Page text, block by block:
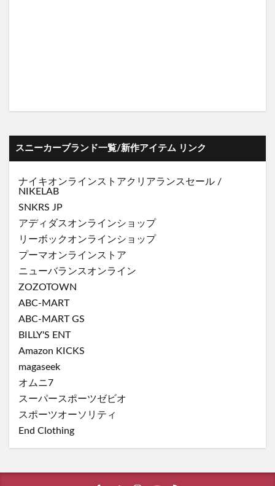
スニーカーブランド一覧/新作アイテム リンク
ナイキオンラインストアクリアランスセール /
NIKELAB
SNKRS JP
アディダスオンラインショップ
リーボックオンラインショップ
プーマオンラインストア
ニューバランスオンライン
ZOZOTOWN
ABC-MART
ABC-MART GS
BILLY'S ENT
Amazon KICKS
magaseek
オムニ7
スーパースポーツゼビオ
スポーツオーソリティ
End Clothing